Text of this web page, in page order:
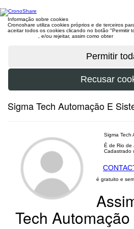
Informação sobre cookies
Cronoshare utiliza cookies próprios e de terceiros
aceitar todos os cookies clicando no botão "Permitir
, e/ou rejeitar, assim como obter
Sigma Tech Automação E
Sigma Tech
É de Rio de
Cadastrado
é gratuito e
Tech